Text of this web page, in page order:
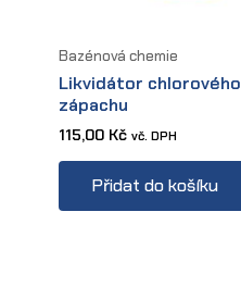
Bazénová chemie
Likvidátor chlorového
zápachu
115,00 Kč vč. DPH
Přidat do košíku